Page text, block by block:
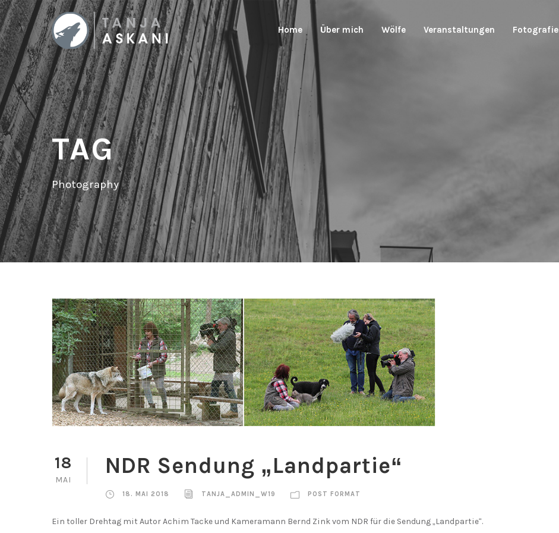
Home Über mich Wölfe Veranstaltungen Fotografie
TAG
Photography
18
MAI
NDR Sendung „Landpartie“
18. MAI 2018 TANJA_ADMIN_W19 POST FORMAT
Ein toller Drehtag mit Autor Achim Tacke und Kameramann Bernd Zink vom NDR für die Sendung „Landpartie“.